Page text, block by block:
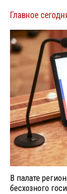
Главное
В палате
бесхозного